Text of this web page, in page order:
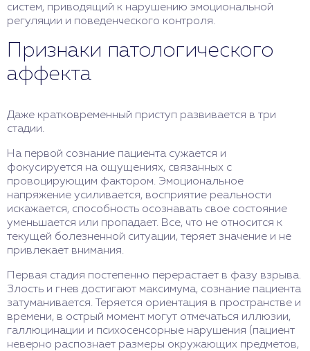
систем, приводящий к нарушению эмоциональной
регуляции и поведенческого контроля.
Признаки патологического
аффекта
Даже кратковременный приступ развивается в три
стадии.
На первой сознание пациента сужается и
фокусируется на ощущениях, связанных с
провоцирующим фактором. Эмоциональное
напряжение усиливается, восприятие реальности
искажается, способность осознавать свое состояние
уменьшается или пропадает. Все, что не относится к
текущей болезненной ситуации, теряет значение и не
привлекает внимания.
Первая стадия постепенно перерастает в фазу взрыва.
Злость и гнев достигают максимума, сознание пациента
затуманивается. Теряется ориентация в пространстве и
времени, в острый момент могут отмечаться иллюзии,
галлюцинации и психосенсорные нарушения (пациент
неверно распознает размеры окружающих предметов,